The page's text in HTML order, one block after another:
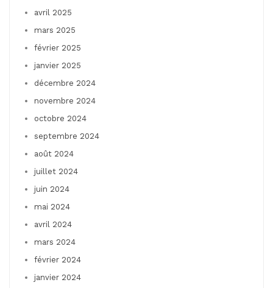
avril 2025
mars 2025
février 2025
janvier 2025
décembre 2024
novembre 2024
octobre 2024
septembre 2024
août 2024
juillet 2024
juin 2024
mai 2024
avril 2024
mars 2024
février 2024
janvier 2024